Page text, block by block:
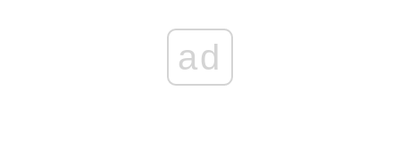
ad